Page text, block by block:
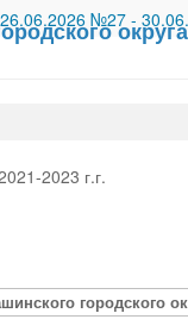
26.06.2026 №27 -
округа
2023 г.г.
городского